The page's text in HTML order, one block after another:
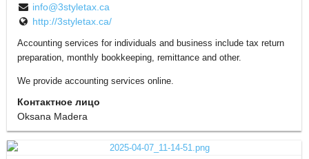
info@3styletax.ca
http://3styletax.ca/
Accounting services for individuals and business include tax return
preparation, monthly bookkeeping, remittance and other.
We provide accounting services online.
Контактное лицо
Oksana Madera